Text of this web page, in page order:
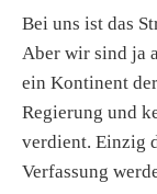
Bei uns ist das
Aber wir sind ja
ein Kontinent
Regierung und
verdient. Einzig
Verfassung